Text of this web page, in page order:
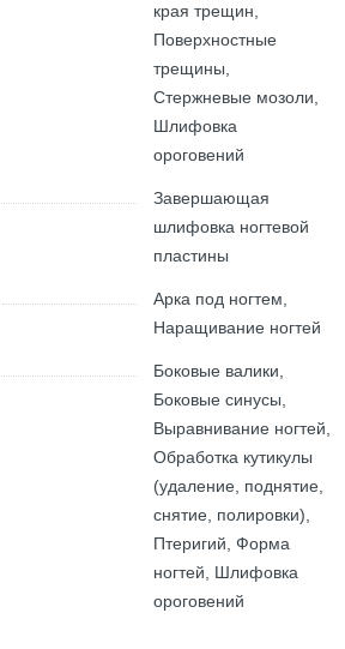
края трещин,
Поверхностные
трещины,
Стержневые мозоли,
Шлифовка
ороговений
Завершающая
шлифовка ногтевой
пластины
Арка под ногтем,
Наращивание ногтей
Боковые валики,
Боковые синусы,
Выравнивание ногтей,
Обработка кутикулы
(удаление, поднятие,
снятие, полировки),
Птеригий, Форма
ногтей, Шлифовка
ороговений